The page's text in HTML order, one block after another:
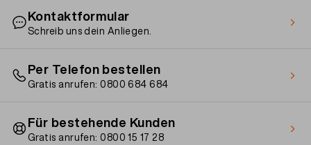
Kontaktformular
Schreib uns dein Anliegen.
Per Telefon bestellen
Gratis anrufen: 0800 684 684
Für bestehende Kunden
Gratis anrufen: 0800 15 17 28